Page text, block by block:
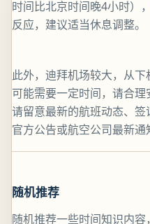
时间比北京时间晚4小时）
反应，建议适当休息调整。
此外，迪拜机场较大，从
可能需要一定时间，请合
请留意最新的航班动态、
官方公告或航空公司最新通
随机推荐
随机推荐一些时间知识内容